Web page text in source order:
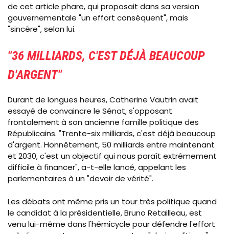
de cet article phare, qui proposait dans sa version
gouvernementale "un effort conséquent", mais
"sincère", selon lui.
"36 MILLIARDS, C'EST DÉJÀ BEAUCOUP
D'ARGENT"
Durant de longues heures, Catherine Vautrin avait
essayé de convaincre le Sénat, s'opposant
frontalement à son ancienne famille politique des
Républicains. "Trente-six milliards, c'est déjà beaucoup
d'argent. Honnêtement, 50 milliards entre maintenant
et 2030, c'est un objectif qui nous paraît extrêmement
difficile à financer", a-t-elle lancé, appelant les
parlementaires à un "devoir de vérité".
Les débats ont même pris un tour très politique quand
le candidat à la présidentielle, Bruno Retailleau, est
venu lui-même dans l'hémicycle pour défendre l'effort